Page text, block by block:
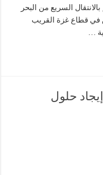
السريع من البحر
في قطاع غزة القريب
…
حلول